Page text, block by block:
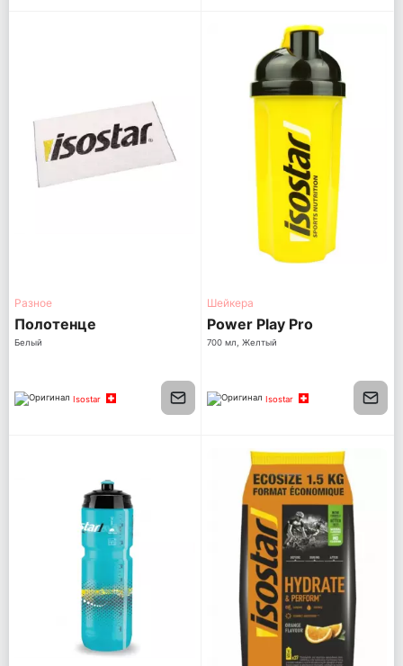
Разное
Полотенце
Белый
Isostar
Шейкера
Power Play Pro
700 мл, Желтый
Isostar